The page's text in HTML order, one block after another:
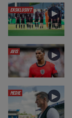
EKSKLUSIVT ►
AVIS ►
MEDIE ►